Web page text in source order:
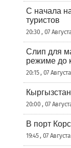
С начала
туристов
20:30 , 07
Слип для
режиме до
20:15 , 07
20:00 , 07
В порт
19:45 , 07